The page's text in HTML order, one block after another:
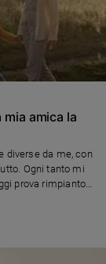
amica la
diverse da me, con
mi
prova rimpianto
vicini e le